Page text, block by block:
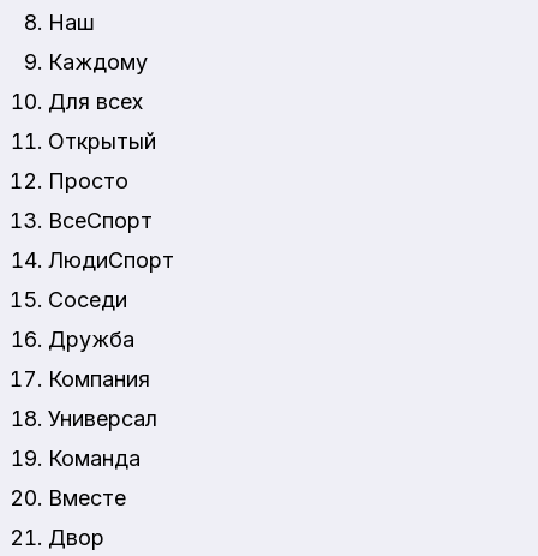
Наш
Каждому
Для всех
Открытый
Просто
ВсеСпорт
ЛюдиСпорт
Соседи
Дружба
Компания
Универсал
Команда
Вместе
Двор